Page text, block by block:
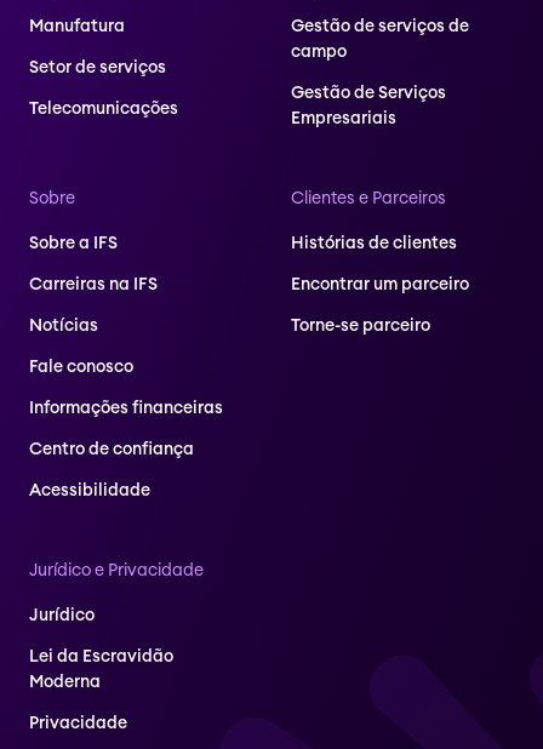
Manufatura
Setor de serviços
Telecomunicações
Gestão de serviços de
campo
Gestão de Serviços
Empresariais
Sobre
Sobre a IFS
Carreiras na IFS
Notícias
Fale conosco
Informações financeiras
Centro de confiança
Acessibilidade
Clientes e Parceiros
Histórias de clientes
Encontrar um parceiro
Torne-se parceiro
Jurídico e Privacidade
Jurídico
Lei da Escravidão
Moderna
Privacidade